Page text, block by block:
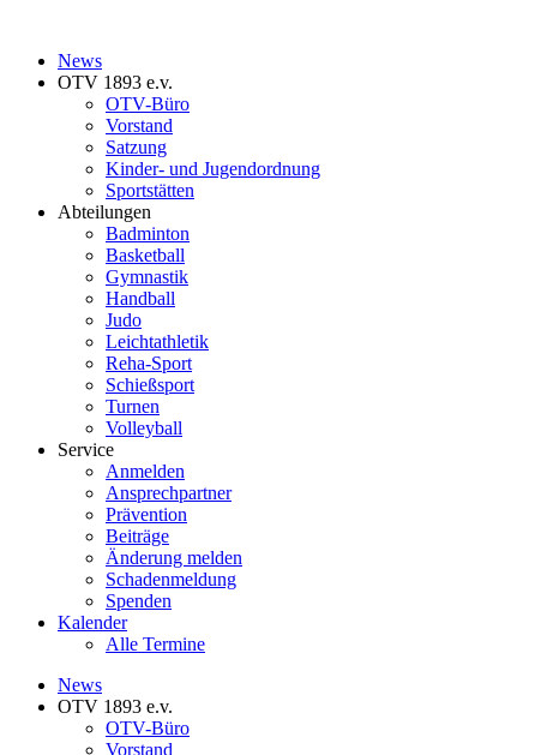
News
OTV 1893 e.v.
OTV-Büro
Vorstand
Satzung
Kinder- und Jugendordnung
Sportstätten
Abteilungen
Badminton
Basketball
Gymnastik
Handball
Judo
Leichtathletik
Reha-Sport
Schießsport
Turnen
Volleyball
Service
Anmelden
Ansprechpartner
Prävention
Beiträge
Änderung melden
Schadenmeldung
Spenden
Kalender
Alle Termine
News
OTV 1893 e.v.
OTV-Büro
Vorstand